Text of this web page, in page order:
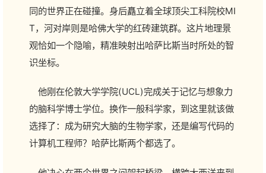
同的世界正在碰撞。身后矗立着全球顶尖工科院校MI
T，河对岸则是哈佛大学的红砖建筑群。这片地理景
观恰如一个隐喻，精准映射出哈萨比斯当时所处的智
识坐标。
他刚在伦敦大学学院(UCL)完成关于记忆与想象力
的脑科学博士学位。换作一般科学家，到这里就该做
选择了：成为研究大脑的生物学家，还是编写代码的
计算机工程师？哈萨比斯两个都选了。